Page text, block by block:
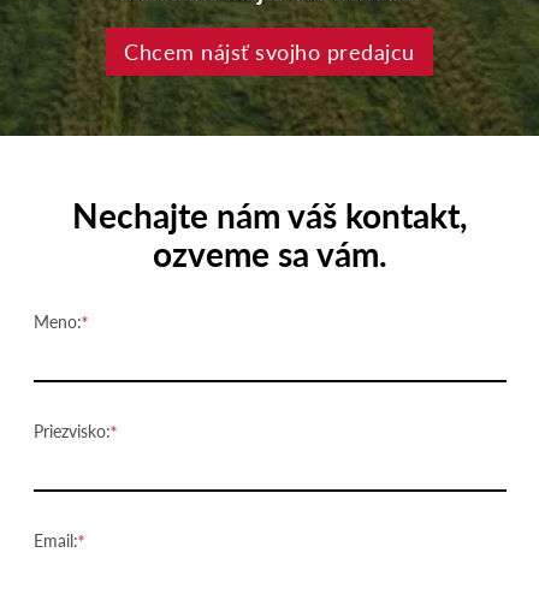
Chcem nájsť svojho predajcu
Nechajte nám váš kontakt,
ozveme sa vám.
Meno:
Priezvisko:
Email: